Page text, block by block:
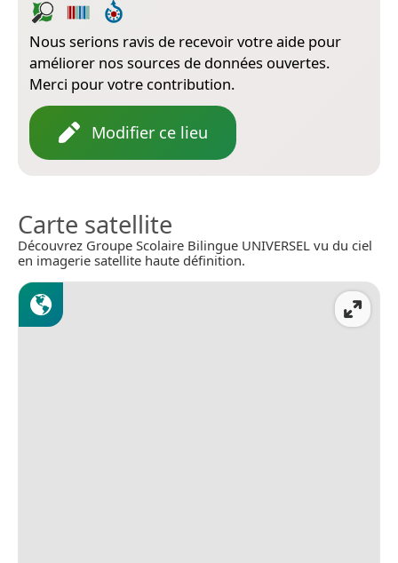
Nous serions ravis de recevoir votre aide pour
améliorer nos sources de données ouvertes.
Merci pour votre contribution.
Modifier ce lieu
Carte satellite
Découvrez Groupe Scolaire Bilingue UNIVERSEL vu du ciel
en imagerie satellite haute définition.